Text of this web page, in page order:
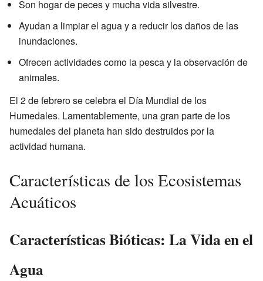
Son hogar de peces y mucha vida silvestre.
Ayudan a limpiar el agua y a reducir los daños de las
inundaciones.
Ofrecen actividades como la pesca y la observación de
animales.
El 2 de febrero se celebra el Día Mundial de los
Humedales. Lamentablemente, una gran parte de los
humedales del planeta han sido destruidos por la
actividad humana.
Características de los Ecosistemas
Acuáticos
Características Bióticas: La Vida en el
Agua